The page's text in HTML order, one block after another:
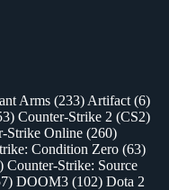
Arms (233) Artifact (6)
Counter-Strike 2 (CS2)
Strike Online (260)
Condition Zero (63)
Counter-Strike: Source
DOOM3 (102) Dota 2